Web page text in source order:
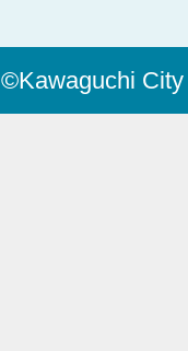
©Kawaguchi City